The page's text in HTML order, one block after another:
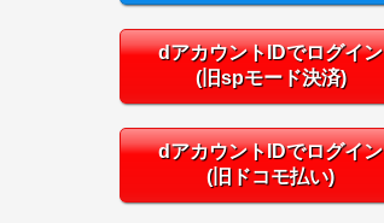
dアカウントIDでログイン
(旧spモード決済)
dアカウントIDでログイン
(旧ドコモ払い)